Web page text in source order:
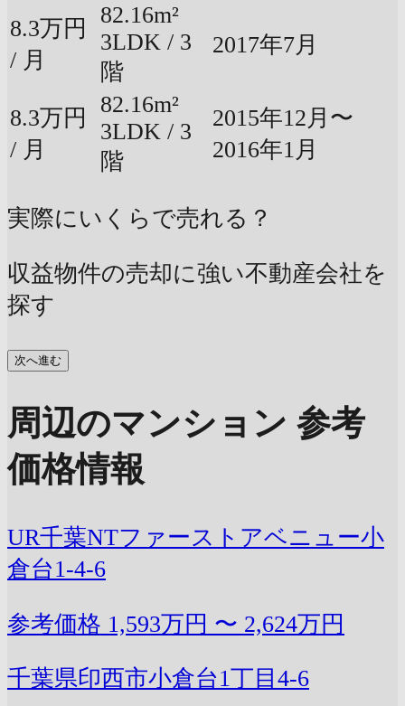
8.3万円
/ 月
82.16m²
3LDK / 3
階
2017年7月
8.3万円
/ 月
82.16m²
3LDK / 3
階
2015年12月〜
2016年1月
実際にいくらで売れる？
収益物件の売却に強い不動産会社を
探す
次へ進む
周辺のマンション 参考
価格情報
UR千葉NTファーストアベニュー小
倉台1-4-6
参考価格 1,593万円 〜 2,624万円
千葉県印西市小倉台1丁目4-6